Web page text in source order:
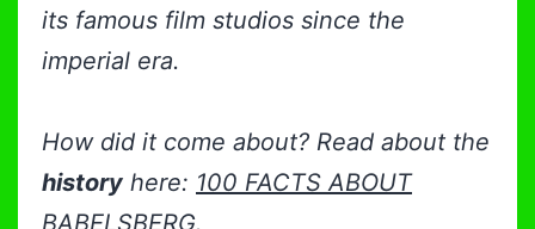
its famous film studios since the
imperial era.
How did it come about? Read about the
history here: 100 FACTS ABOUT
BABELSBERG.